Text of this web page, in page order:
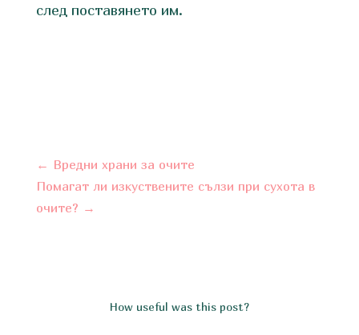
след поставянето им.
← Вредни храни за очите
Помагат ли изкуствените сълзи при сухота в
очите? →
How useful was this post?